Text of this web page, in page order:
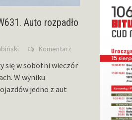
Auto rozpadło
Komentarz
się w sobotni wieczór
W wyniku
jedno z aut